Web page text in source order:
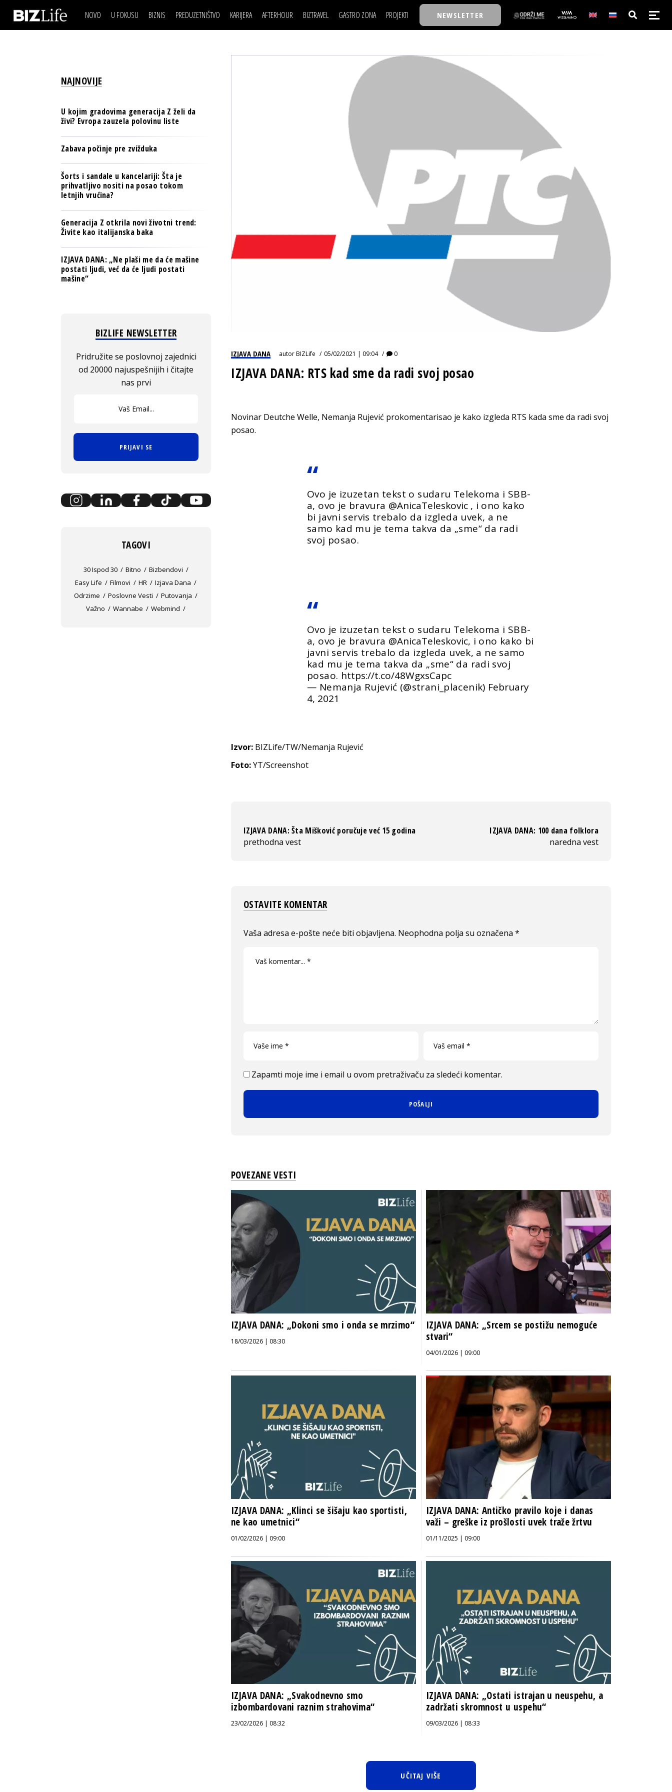
NOVO U FOKUSU BIZNIS
BANKE
OSIGURANJE
BIZNIS & SPORT
PULS REGIONA
NOVO NA RAFU
PREDUZETNIŠTVO KARIJERA AFTERHOUR BIZTRAVEL GASTRO ZONA PROJEKTI
BMW BIZNIS LIGA
BIZLIFE WEEK
NEWSLETTER
IZJAVA DANABIZNIS SCENA
BREND I KOMUNIKACIJE
OSIGURANJE
TECH I AI
NOVO NA RAFU
POSAO
MOJ UGAO
FILM I SCENA
AUTO SVET
NAJKOLEGA
30 ISPOD 30
BACK TO OFFICE/SCHOOL
IZJAVA DANA autorBIZLife 05/02/2021 | 09:04 0
IZJAVA DANA: RTS kad sme da radi svoj posao
Novinar Deutche Welle, Nemanja Rujević prokomentarisao je kako izgleda RTS kada sme da radi svoj
posao.
Ovo je izuzetan tekst o sudaru Telekoma i SBB-
a, ovo je bravura @AnicaTeleskovic , i ono kako
bi javni servis trebalo da izgleda uvek, a ne
samo kad mu je tema takva da „sme“ da radi
svoj posao.
Ovo je izuzetan tekst o sudaru Telekoma i SBB-
a, ovo je bravura @AnicaTeleskovic, i ono kako bi
javni servis trebalo da izgleda uvek, a ne samo
kad mu je tema takva da „sme“ da radi svoj
posao. https://t.co/48WgxsCapc
— Nemanja Rujević (@strani_placenik) February
4, 2021
Izvor: BIZLife/TW/Nemanja Rujević
Foto:YT/Screenshot
IZJAVA DANA: Šta Mišković poručuje već 15 godina
prethodna vest
IZJAVA DANA: 100 dana folklora
naredna vest
OSTAVITE KOMENTAR
Vaša adresa e-pošte neće biti objavljena. Neophodna polja su označena *
Zapamti moje ime i email u ovom pretraživaču za sledeći komentar.
POVEZANE VESTI
IZJAVA DANA: „Dokoni smo i onda se mrzimo“
18/03/2026 | 08:30
IZJAVA DANA: „Srcem se postižu nemoguće
stvari“
04/01/2026 | 09:00
IZJAVA DANA: „Klinci se šišaju kao sportisti,
ne kao umetnici“
01/02/2026 | 09:00
IZJAVA DANA: Antičko pravilo koje i danas
važi – greške iz prošlosti uvek traže žrtvu
01/11/2025 | 09:00
IZJAVA DANA: „Svakodnevno smo
izbombardovani raznim strahovima“
23/02/2026 | 08:32
IZJAVA DANA: „Ostati istrajan u neuspehu, a
zadržati skromnost u uspehu“
09/03/2026 | 08:33
UČITAJ VIŠE
NAJNOVIJE
U kojim gradovima generacija Z želi da
živi? Evropa zauzela polovinu liste
Zabava počinje pre zvižduka
Šorts i sandale u kancelariji: Šta je
prihvatljivo nositi na posao tokom
letnjih vrućina?
Generacija Z otkrila novi životni trend:
Živite kao italijanska baka
IZJAVA DANA: „Ne plaši me da će mašine
postati ljudi, već da će ljudi postati
mašine“
BIZLIFE NEWSLETTER
Pridružite se poslovnoj zajednici
od 20000 najuspešnijih i čitajte
nas prvi
PRIJAVI SE
TAGOVI
30 Ispod 30 Bitno
Bizbendovi
Easy Life
Filmovi HR
Izjava Dana
Odrzime
Poslovne Vesti
Putovanja
Važno
Wannabe Webmind